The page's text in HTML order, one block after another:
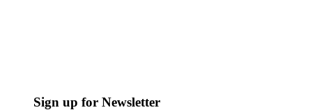
Sign up for Newsletter